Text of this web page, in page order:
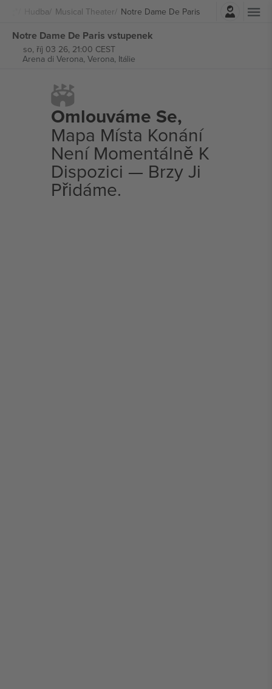
Hudba Musical Theater Notre Dame De Paris
Přihlásit se
Notre Dame De Paris vstupenek
so, říj 03 26, 21:00 CEST
Arena di Verona, Verona, Itálie
Omlouváme Se,
Mapa Místa Konání
Není Momentálně K
Dispozici — Brzy Ji
Přidáme.